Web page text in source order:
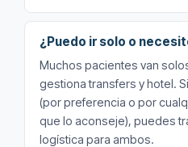
¿Puedo ir solo o
Muchos pacientes van
gestiona transfers y hotel.
(por preferencia o por
que lo aconseje), puedes
logística para ambos.